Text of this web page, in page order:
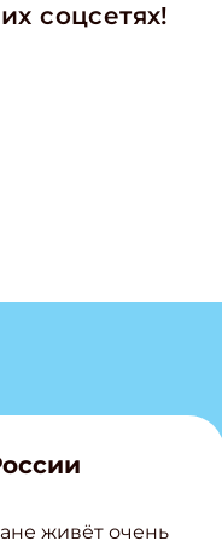
соцсетях!
живёт очень